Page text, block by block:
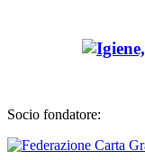
Socio fondatore: